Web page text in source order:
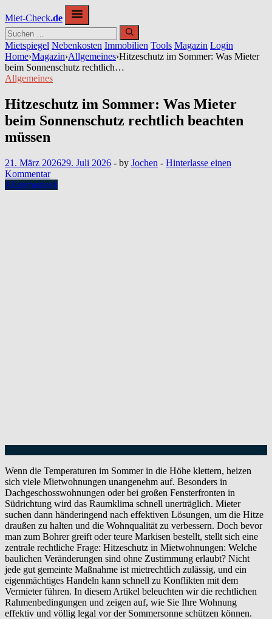
Inhalt
springen
Miet-Check.de
Mietspiegel Nebenkosten Immobilien Tools Magazin Login
Home›Magazin›Allgemeines›Hitzeschutz im Sommer: Was Mieter
beim Sonnenschutz rechtlich…
Allgemeines
Hitzeschutz im Sommer: Was Mieter
beim Sonnenschutz rechtlich beachten
müssen
21. März 202629. Juli 2026 - by Jochen - Hinterlasse einen
Kommentar
Allgemeines§
Wenn die Temperaturen im Sommer in die Höhe klettern, heizen
sich viele Mietwohnungen unangenehm auf. Besonders in
Dachgeschosswohnungen oder bei großen Fensterfronten in
Südrichtung wird das Raumklima schnell unerträglich. Mieter
suchen dann händeringend nach effektiven Lösungen, um die Hitze
draußen zu halten und die Wohnqualität zu verbessern. Doch bevor
man zum Bohrer greift oder teure Markisen bestellt, stellt sich eine
zentrale rechtliche Frage: Hitzeschutz in Mietwohnungen: Welche
baulichen Veränderungen sind ohne Zustimmung erlaubt? Nicht
jede gut gemeinte Maßnahme ist mietrechtlich zulässig, und ein
eigenmächtiges Handeln kann schnell zu Konflikten mit dem
Vermieter führen. In diesem Artikel beleuchten wir die rechtlichen
Rahmenbedingungen und zeigen auf, wie Sie Ihre Wohnung
effektiv und völlig legal vor der Sommersonne schützen können.